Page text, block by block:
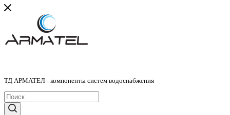
ТД АРМАТЕЛ - компоненты систем водоснабжения